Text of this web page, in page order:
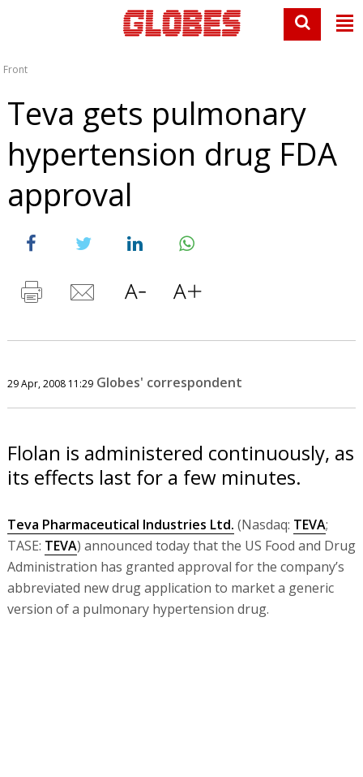
Front
Teva gets pulmonary
hypertension drug FDA
approval
29 Apr, 2008 11:29 Globes' correspondent
Flolan is administered continuously, as
its effects last for a few minutes.
Teva Pharmaceutical Industries Ltd. (Nasdaq: TEVA;
TASE: TEVA) announced today that the US Food and Drug
Administration has granted approval for the company’s
abbreviated new drug application to market a generic
version of a pulmonary hypertension drug.